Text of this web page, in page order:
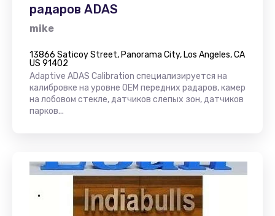
радаров ADAS
mike
13866 Saticoy Street, Panorama City, Los Angeles, CA
US 91402
Adaptive ADAS Calibration специализируется на
калибровке на уровне OEM передних радаров, камер
на лобовом стекле, датчиков слепых зон, датчиков
парков...